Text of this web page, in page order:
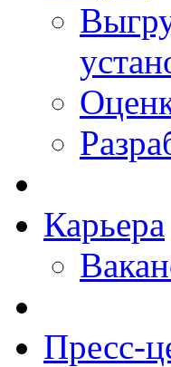
Карьера
Пресс-